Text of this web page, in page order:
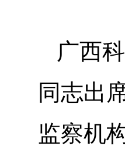
广西
同志出
监察机